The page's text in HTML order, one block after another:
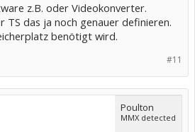
z.B. oder Videokonverter.
TS das ja noch genauer definieren.
benötigt wird.
#11
Poulton
MMX detected